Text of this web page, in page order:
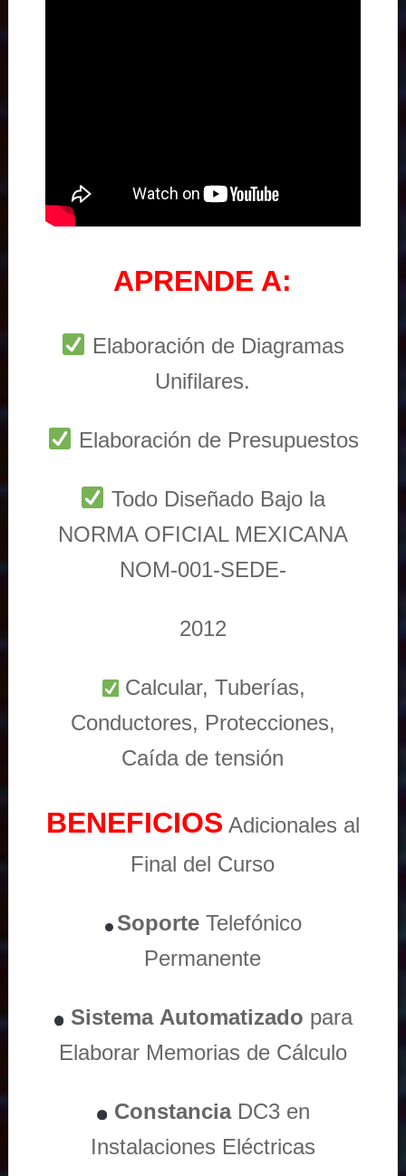
APRENDE A:
Elaboración de Diagramas
Unifilares.
Elaboración de Presupuestos
Todo Diseñado Bajo la
NORMA OFICIAL MEXICANA
NOM-001-SEDE-
2012
Calcular, Tuberías,
Conductores, Protecciones,
Caída de tensión
BENEFICIOS Adicionales al
Final del Curso
Soporte Telefónico
Permanente
Sistema Automatizado para
Elaborar Memorias de Cálculo
ConstanciaDC3 en
Instalaciones Eléctricas